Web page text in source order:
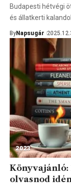
Budapesti hétvégi
és állatkerti
By Napsugár
2023
Könyvajánló:
olvasnod idén